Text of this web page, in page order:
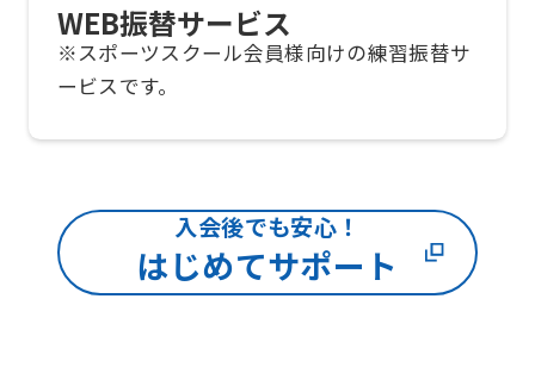
WEB振替サービス
※スポーツスクール会員様向けの練習振替サ
ービスです。
入会後でも安心！
はじめてサポート
translation.
The
may
from
the
original